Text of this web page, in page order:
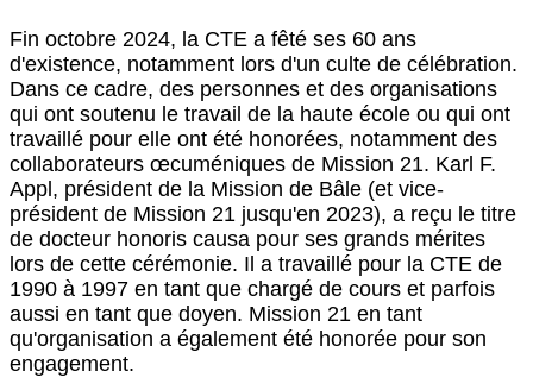
Fin octobre 2024, la CTE a fêté ses 60 ans
d'existence, notamment lors d'un culte de célébration.
Dans ce cadre, des personnes et des organisations
qui ont soutenu le travail de la haute école ou qui ont
travaillé pour elle ont été honorées, notamment des
collaborateurs œcuméniques de Mission 21. Karl F.
Appl, président de la Mission de Bâle (et vice-
président de Mission 21 jusqu'en 2023), a reçu le titre
de docteur honoris causa pour ses grands mérites
lors de cette cérémonie. Il a travaillé pour la CTE de
1990 à 1997 en tant que chargé de cours et parfois
aussi en tant que doyen. Mission 21 en tant
qu'organisation a également été honorée pour son
engagement.